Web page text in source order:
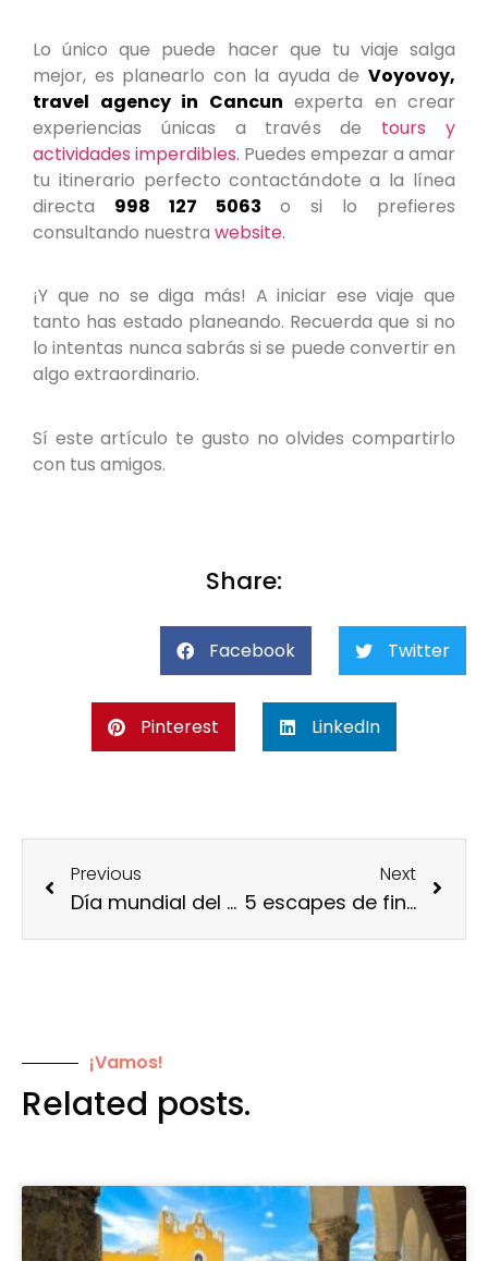
Lo único que puede hacer que tu viaje salga
mejor, es planearlo con la ayuda de Voyovoy,
travel agency in Cancun experta en crear
experiencias únicas a través de tours y
actividades imperdibles. Puedes empezar a amar
tu itinerario perfecto contactándote a la línea
directa 998 127 5063 o si lo prefieres
consultando nuestra website.
¡Y que no se diga más! A iniciar ese viaje que
tanto has estado planeando. Recuerda que si no
lo intentas nunca sabrás si se puede convertir en
algo extraordinario.
Sí este artículo te gusto no olvides compartirlo
con tus amigos.
Share:
Facebook Twitter
Pinterest LinkedIn
Previous
Día mundial del turismo; lo que todo espíritu viajero debe saber
Next
5 escapes de fin de semana en México
¡Vamos!
Related posts.